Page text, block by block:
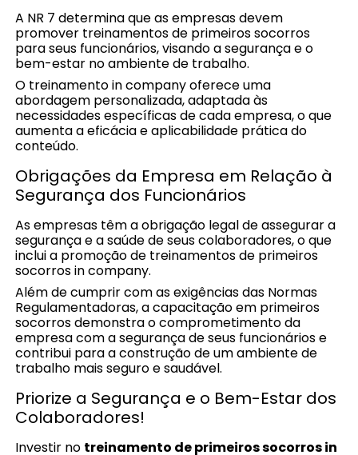
A NR 7 determina que as empresas devem
promover treinamentos de primeiros socorros
para seus funcionários, visando a segurança e o
bem-estar no ambiente de trabalho.
O treinamento in company oferece uma
abordagem personalizada, adaptada às
necessidades específicas de cada empresa, o que
aumenta a eficácia e aplicabilidade prática do
conteúdo.
Obrigações da Empresa em Relação à
Segurança dos Funcionários
As empresas têm a obrigação legal de assegurar a
segurança e a saúde de seus colaboradores, o que
inclui a promoção de treinamentos de primeiros
socorros in company.
Além de cumprir com as exigências das Normas
Regulamentadoras, a capacitação em primeiros
socorros demonstra o comprometimento da
empresa com a segurança de seus funcionários e
contribui para a construção de um ambiente de
trabalho mais seguro e saudável.
Priorize a Segurança e o Bem-Estar dos
Colaboradores!
Investir no treinamento de primeiros socorros in